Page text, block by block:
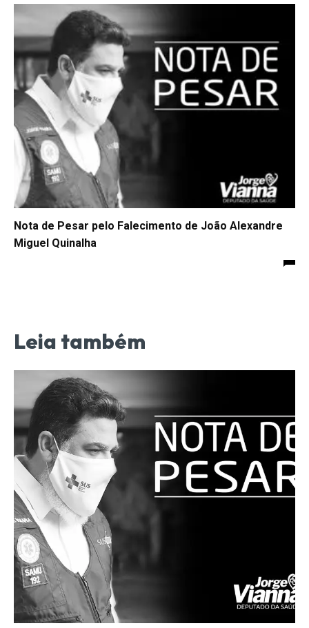
Nota de Pesar pelo Falecimento de João Alexandre
Miguel Quinalha
Leia também